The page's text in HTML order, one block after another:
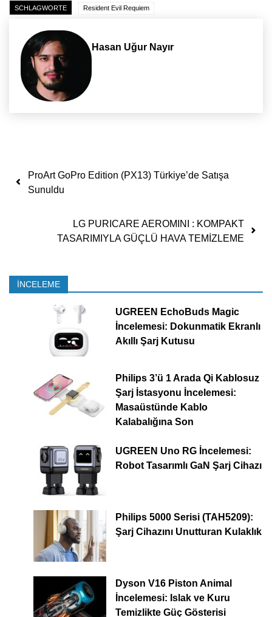
SCHLAGWORTE Resident Evil Requiem
Hasan Uğur Nayır
Yazı dolaşımı
ProArt GoPro Edition (PX13) Türkiye’de Satışa
Sunuldu
LG PURICARE AEROMINI : KOMPAKT
TASARIMIYLA GÜÇLÜ HAVA TEMİZLEME
İNCELEME
UGREEN EchoBuds Magic
İncelemesi: Dokunmatik Ekranlı
Akıllı Şarj Kutusu
Philips 3’ü 1 Arada Qi Kablosuz
Şarj İstasyonu İncelemesi:
Masaüstünde Kablo
Kalabalığına Son
UGREEN Uno RG İncelemesi:
Robot Tasarımlı GaN Şarj Cihazı
Philips 5000 Serisi (TAH5209):
Şarj Cihazını Unutturan Kulaklık
Dyson V16 Piston Animal
İncelemesi: Islak ve Kuru
Temizlikte Güç Gösterisi